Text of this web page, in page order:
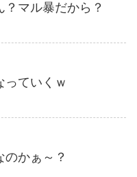
マル暴だから？
っていくｗ
かぁ～？